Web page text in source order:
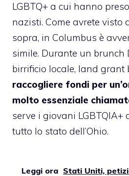
LGBTQ+ a cui hanno
nazisti. Come avrete visto
sopra, in Columbus è
simile. Durante un brunch
birrificio locale, land grant
raccogliere fondi per
molto essenziale
serve i giovani LGBTQIA+
tutto lo stato dell’Ohio.
Leggi ora Stati Uniti,